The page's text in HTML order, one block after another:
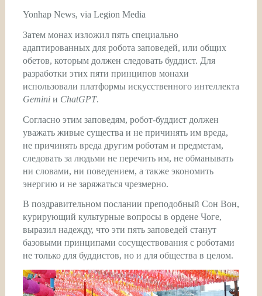
Yonhap News, via Legion Media
Затем монах изложил пять специально
адаптированных для робота заповедей, или общих
обетов, которым должен следовать буддист. Для
разработки этих пяти принципов монахи
использовали платформы искусственного интеллекта
Geminiи ChatGPT.
Согласно этим заповедям, робот-буддист должен
уважать живые существа и не причинять им вреда,
не причинять вреда другим роботам и предметам,
следовать за людьми не перечить им, не обманывать
ни словами, ни поведением, а также экономить
энергию и не заряжаться чрезмерно.
В поздравительном послании преподобный Сон Вон,
курирующий культурные вопросы в ордене Чоге,
выразил надежду, что эти пять заповедей станут
базовыми принципами сосуществования с роботами
не только для буддистов, но и для общества в целом.